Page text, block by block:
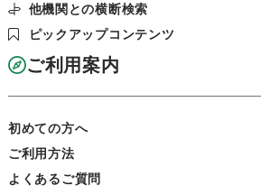
他機関との横断検索
ピックアップコンテンツ
ご利用案内
初めての方へ
ご利用方法
よくあるご質問
全ての情報